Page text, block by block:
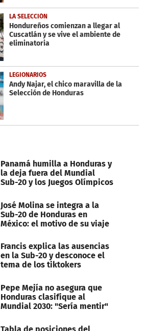
LA SELECCIÓN
Hondureños comienzan a llegar al
Cuscatlán y se vive el ambiente de
eliminatoria
LEGIONARIOS
Andy Najar, el chico maravilla de la
Selección de Honduras
Panamá humilla a Honduras y
la deja fuera del Mundial
Sub-20 y los Juegos Olímpicos
José Molina se integra a la
Sub-20 de Honduras en
México: el motivo de su viaje
Francis explica las ausencias
en la Sub-20 y desconoce el
tema de los tiktokers
Pepe Mejía no asegura que
Honduras clasifique al
Mundial 2030: "Sería mentir"